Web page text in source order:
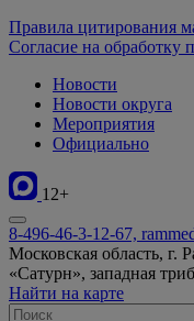
Правила цитирования
Согласие на обработку
Новости
Новости округа
Мероприятия
Официально
12+
8-496-46-3-12-67,
Московская область, г.
«Сатурн», западная
Найти на карте